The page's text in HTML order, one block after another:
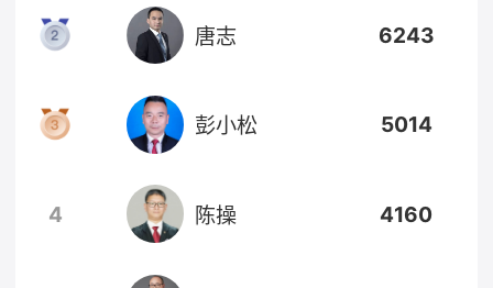
唐志 6243
彭小松 5014
4 陈操 4160